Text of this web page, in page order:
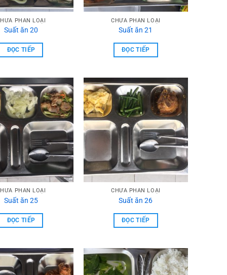
PHẦN LOẠI
Suất ăn 20
ĐỌC TIẾP
CHƯA PHẦN LOẠI
Suất ăn 21
ĐỌC TIẾP
PHẦN LOẠI
Suất ăn 25
ĐỌC TIẾP
CHƯA PHẦN LOẠI
Suất ăn 26
ĐỌC TIẾP